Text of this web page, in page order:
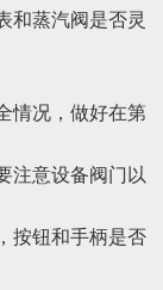
和蒸汽阀是否灵
情况，做好在第
注意设备阀门以
按钮和手柄是否